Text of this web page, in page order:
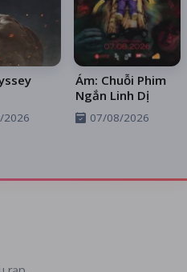
2026
Ám: Chuỗi Phim
Ngắn Linh Dị
07/08/2026